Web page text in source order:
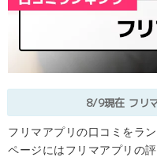
8/9現在 フリ
フリマアプリの口コミをラ
ページにはフリマアプリの